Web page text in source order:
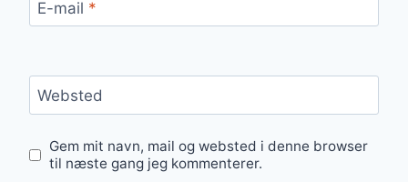
E-mail *
Websted
Gem mit navn, mail og websted i denne browser
til næste gang jeg kommenterer.